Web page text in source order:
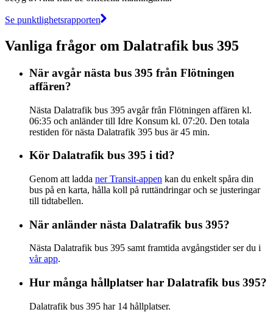
Se punktlighetsrapporten
Vanliga frågor om Dalatrafik bus 395
När avgår nästa bus 395 från Flötningen
affären?
Nästa Dalatrafik bus 395 avgår från Flötningen affären kl.
06:35 och anländer till Idre Konsum kl. 07:20. Den totala
restiden för nästa Dalatrafik 395 bus är 45 min.
Kör Dalatrafik bus 395 i tid?
Genom att ladda ner Transit-appen kan du enkelt spåra din
bus på en karta, hålla koll på ruttändringar och se justeringar
till tidtabellen.
När anländer nästa Dalatrafik bus 395?
Nästa Dalatrafik bus 395 samt framtida avgångstider ser du i
vår app.
Hur många hållplatser har Dalatrafik bus 395?
Dalatrafik bus 395 har 14 hållplatser.